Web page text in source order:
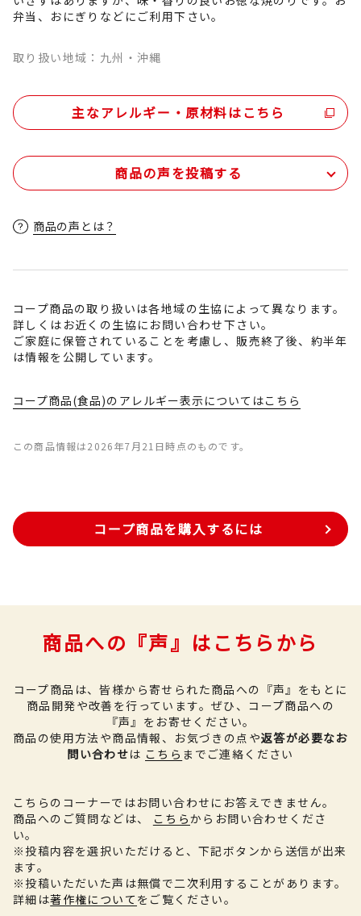
弁当、おにぎりなどにご利用下さい。
取り扱い地域：九州・沖縄
主なアレルギー・原材料はこちら
商品の声を投稿する
商品の声とは？
コープ商品の取り扱いは各地域の生協によって異なります。
詳しくはお近くの生協にお問い合わせ下さい。
ご家庭に保管されていることを考慮し、販売終了後、約半年
は情報を公開しています。
コープ商品(食品)のアレルギー表示についてはこちら
この商品情報は2026年7月21日時点のものです。
コープ商品を購入するには
商品への『声』はこちらから
コープ商品は、皆様から寄せられた商品への『声』をもとに
商品開発や改善を行っています。 ぜひ、コープ商品への
『声』をお寄せください。
商品の使用方法や商品情報、お気づきの点や返答が必要なお
問い合わせは こちら までご連絡ください
こちらのコーナーではお問い合わせにお答えできません。
商品へのご質問などは、
こちらからお問い合わせくださ
い。
※投稿内容を選択いただけると、下記ボタンから送信が出来
ます。
※投稿いただいた声は無償で二次利用することがあります。
詳細は著作権について をご覧ください。